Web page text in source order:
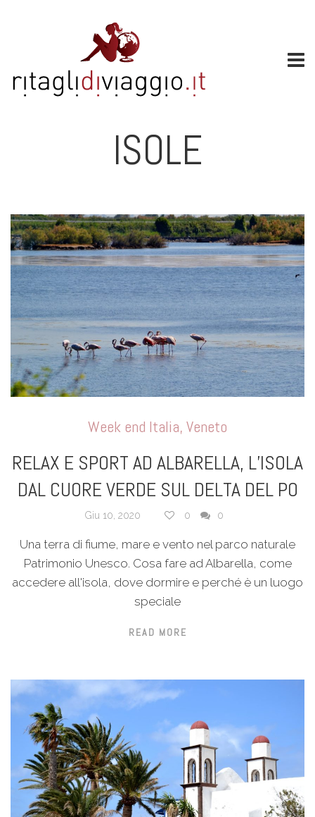
ISOLE
Week end Italia, Veneto
RELAX E SPORT AD ALBARELLA, L’ISOLA
DAL CUORE VERDE SUL DELTA DEL PO
Giu 10, 2020 0 0
Una terra di fiume, mare e vento nel parco naturale
Patrimonio Unesco. Cosa fare ad Albarella, come
accedere all'isola, dove dormire e perché è un luogo
speciale
READ MORE